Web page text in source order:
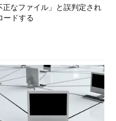
正なファイル」と誤判定され
ードする